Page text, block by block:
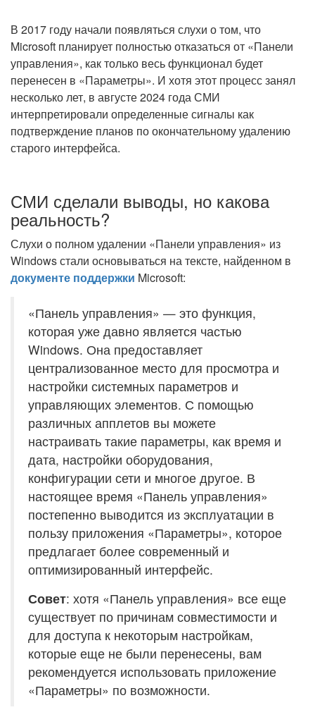
В 2017 году начали появляться слухи о том, что
Microsoft планирует полностью отказаться от «Панели
управления», как только весь функционал будет
перенесен в «Параметры». И хотя этот процесс занял
несколько лет, в августе 2024 года СМИ
интерпретировали определенные сигналы как
подтверждение планов по окончательному удалению
старого интерфейса.
СМИ сделали выводы, но какова
реальность?
Слухи о полном удалении «Панели управления» из
Windows стали основываться на тексте, найденном в
документе поддержки Microsoft:
«Панель управления» — это функция,
которая уже давно является частью
Windows. Она предоставляет
централизованное место для просмотра и
настройки системных параметров и
управляющих элементов. С помощью
различных апплетов вы можете
настраивать такие параметры, как время и
дата, настройки оборудования,
конфигурации сети и многое другое. В
настоящее время «Панель управления»
постепенно выводится из эксплуатации в
пользу приложения «Параметры», которое
предлагает более современный и
оптимизированный интерфейс.
Совет: хотя «Панель управления» все еще
существует по причинам совместимости и
для доступа к некоторым настройкам,
которые еще не были перенесены, вам
рекомендуется использовать приложение
«Параметры» по возможности.